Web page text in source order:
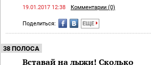
19.01.2017 12:38 Комментарии (0)
Поделиться: ЕЩЕ
38 ПОЛОСА
Вставай на лыжи! Сколько